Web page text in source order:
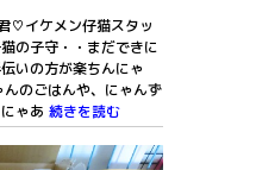
イケメン仔猫スタッ
の子守・・まだできに
いの方が楽ちんにゃ
のごはんや、にゃんず
ゃあ 続きを読む